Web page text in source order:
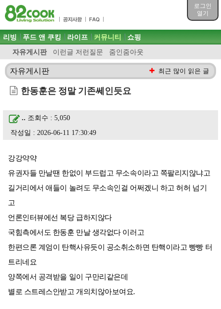
로그인
열기
목차
주메뉴 바로가기
컨텐츠 바로가기
검색 바로가기
로그인 바로가기
주메뉴
리빙 푸드 앤 쿠킹 라이프 커뮤니티
자유게시판 이런글 저런질문 줌인줌아웃
쇼핑
자유게시판 최근 많이 읽은 글
한동훈은 정말 기존쎄인듯요
.. 조회수 : 5,050
작성일 : 2026-06-11 17:30:49
강강약약
유권자들 만날땐 한없이 부드럽고 무소속이라고 쪽팔리지않냐고
길거리에서 애들이 놀려도 무소속인걸 어쩌겠니 하고 허허 넘기
고
언론인터뷰에선 복당 급하지않다
국힘측에서도 한동훈 만날 생각없다 이러고
한편으론 계엄이 탄핵사유듯이 공소취소하면 탄핵이라고 빵빵 터
트리네요
양쪽에서 공격받을 일이 구만리같은데
별로 스트레스안받고 개의치않아보여요.